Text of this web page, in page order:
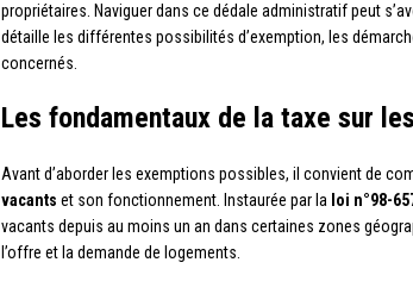
propriétaires. Naviguer dans ce dédale administratif peut
détaille les différentes possibilités d’exemption, les
concernés.
Les fondamentaux de la taxe sur
Avant d’aborder les exemptions possibles, il convient de
vacants et son fonctionnement. Instaurée par la loi n°98-
vacants depuis au moins un an dans certaines zones
l’offre et la demande de logements.